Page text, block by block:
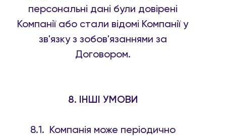
персональні дані були довірені
Компанії або стали відомі Компанії у
зв'язку з зобов'язаннями за
Договором.
8. ІНШІ УМОВИ
8.1. Компанія може періодично